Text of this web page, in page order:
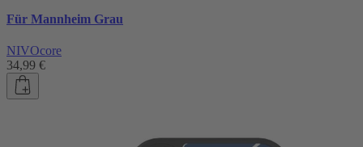
Für Mannheim Grau
NIVOcore
34,99 €